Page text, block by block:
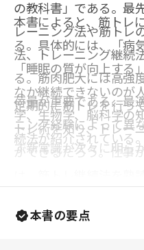
の教科書」である。最
レーニング法や筋トレ
法、トレーニング継続
る。筋肉肥大には高強
荷量が重要である、最
ニング経験によって異
す新常識が次々に明ら
本書によると、筋トレ
る。具体的には、「病
「睡眠の質が向上する
なか継続できないのが
学、生物学、脳科学の
続法が紹介されている。
定期的に筋トレを行っ
トレ術を知り、トレー
ができるだろう。仕事
アップし、睡眠の質が
本書の要点